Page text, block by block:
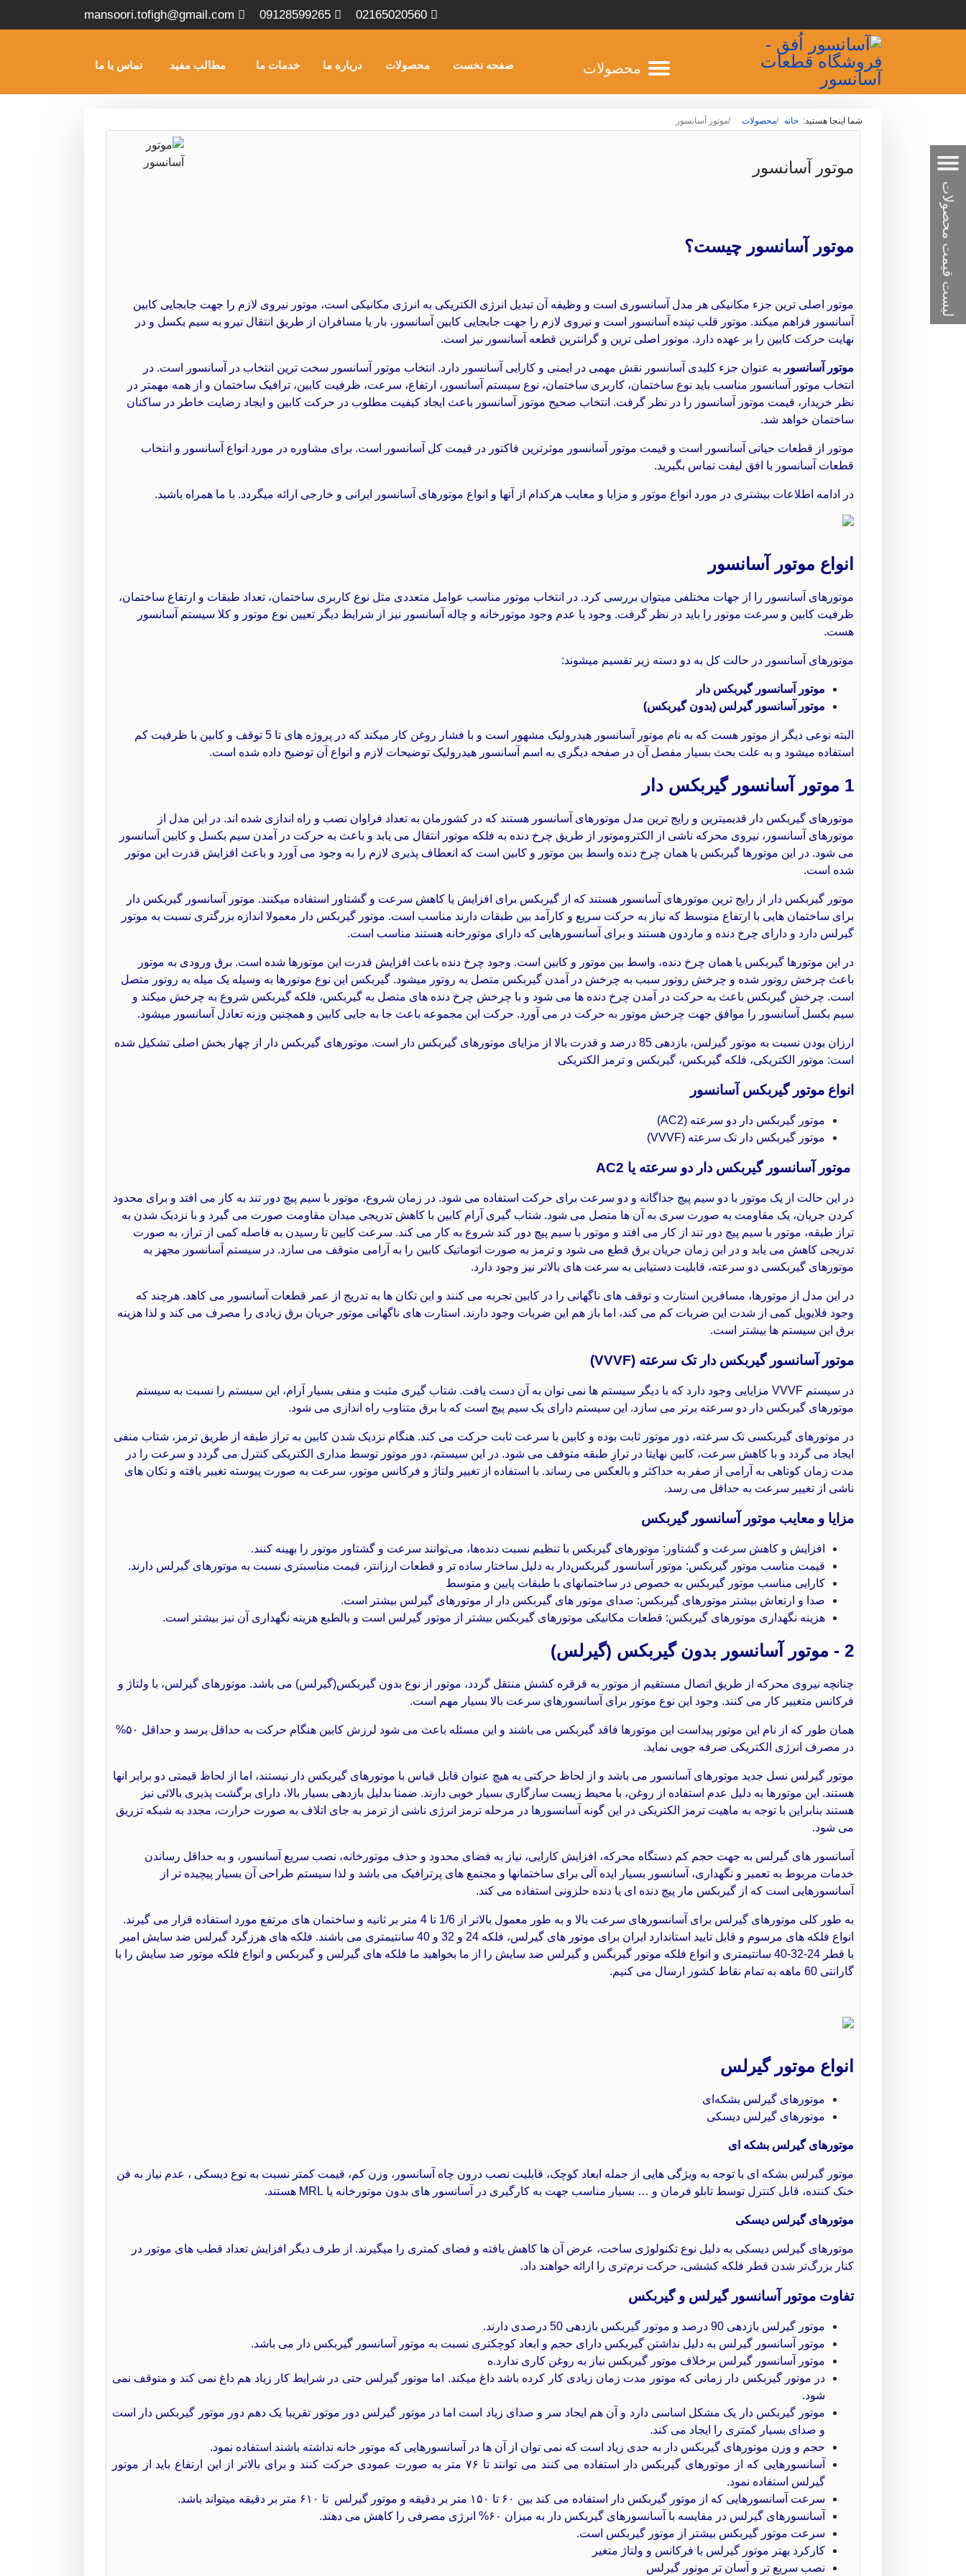
02165020560
09128599265
mansoori.tofigh@gmail.com
صفحه نخست محصولات درباره ما خدمات ما مطالب مفید تماس با ما
شما اینجا هستید:خانه محصولات موتور آسانسور
موتور آسانسور
موتور آسانسور چیست؟
موتور اصلی ترین جزء مکانیکی هر مدل آسانسوری است و وظیفه آن تبدیل انرژی الکتریکی به انرژی مکانیکی است، موتور نیروی لازم را جهت جابجایی کابین
آسانسور فراهم میکند. موتور قلب تپنده آسانسور است و نیروی لازم را جهت جابجایی کابین آسانسور، بار یا مسافران از طریق انتقال نیرو به سیم بکسل و در
نهایت حرکت کابین را بر عهده دارد. موتور اصلی ترین و گرانترین قطعه آسانسور نیز است.
موتور آسانسور به عنوان جزء کلیدی آسانسور نقش مهمی در ایمنی و کارایی آسانسور دارد. انتخاب موتور آسانسور سخت ترین انتخاب در آسانسور است. در
انتخاب موتور آسانسور مناسب باید نوع ساختمان، کاربری ساختمان، نوع سیستم آسانسور، ارتفاع، سرعت، ظرفیت کابین، ترافیک ساختمان و از همه مهمتر در
نظر خریدار، قیمت موتور آسانسور را در نظر گرفت. انتخاب صحیح موتور آسانسور باعث ایجاد کیفیت مطلوب در حرکت کابین و ایجاد رضایت خاطر در ساکنان
ساختمان خواهد شد.
موتور از قطعات حیاتی آسانسور است و قیمت موتور آسانسور موثرترین فاکتور در قیمت کل آسانسور است. برای مشاوره در مورد انواع آسانسور و انتخاب
قطعات آسانسور با افق لیفت تماس بگیرید.
در ادامه اطلاعات بیشتری در مورد انواع موتور و مزایا و معایب هرکدام از آنها و انواع موتورهای آسانسور ایرانی و خارجی ارائه میگردد. با ما همراه باشید.
انواع موتور آسانسور
موتورهای آسانسور را از جهات مختلفی میتوان بررسی کرد. در انتخاب موتور مناسب عوامل متعددی مثل نوع کاربری ساختمان، تعداد طبقات و ارتفاع ساختمان،
ظرفیت کابین و سرعت موتور را باید در نظر گرفت. وجود یا عدم وجود موتورخانه و چاله آسانسور نیز از شرایط دیگر تعیین نوع موتور و کلا سیستم آسانسور
هست.
موتورهای آسانسور در حالت کل به دو دسته زیر تقسیم میشوند:
موتور آسانسور گیربکس دار
موتور آسانسور گیرلس (بدون گیربکس)
البته نوعی دیگر از موتور هست که به نام موتور آسانسور هیدرولیک مشهور است و با فشار روغن کار میکند که در پروژه های تا 5 توقف و کابین با ظرفیت کم
استفاده میشود و به علت بحث بسیار مفصل آن در صفحه دیگری به اسم آسانسور هیدرولیک توضیحات لازم و انواع آن توضیح داده شده است.
1 موتور آسانسور گیربکس دار
موتورهای گیربکس دار قدیمیترین و رایج ترین مدل موتورهای آسانسور هستند که در کشورمان به تعداد فراوان نصب و راه اندازی شده اند. در این مدل از
موتورهای آسانسور، نیروی محرکه ناشی از الکتروموتور از طریق چرخ دنده به فلکه موتور انتقال می یابد و باعث به حرکت در آمدن سیم بکسل و کابین آسانسور
می شود. در این موتورها گیربکس یا همان چرخ دنده واسط بین موتور و کابین است که انعطاف پذیری لازم را به وجود می آورد و باعث افزایش قدرت این موتور
شده است.
موتور گیربکس دار از رایج ترین موتورهای آسانسور هستند که از گیربکس برای افزایش یا کاهش سرعت و گشتاور استفاده میکنند. موتور آسانسور گیربکس دار
برای ساختمان هایی با ارتفاع متوسط که نیاز به حرکت سریع و کارآمد بین طبقات دارند مناسب است. موتور گیربکس دار معمولا اندازه بزرگتری نسبت به موتور
گیرلس دارد و دارای چرخ دنده و ماردون هستند و برای آسانسورهایی که دارای موتورخانه هستند مناسب است.
در این موتورها گیربکس یا همان چرخ دنده، واسط بین موتور و کابین است. وجود چرخ دنده باعث افزایش قدرت این موتورها شده است. برق ورودی به موتور
باعث چرخش روتور شده و چرخش روتور سبب به چرخش در آمدن گیربکس متصل به روتور میشود. گیربکس این نوع موتورها به وسیله یک میله به روتور متصل
است. چرخش گیربکس باعث به حرکت در آمدن چرخ دنده ها می شود و با چرخش چرخ دنده های متصل به گیربکس، فلکه گیربکس شروع به چرخش میکند و
سیم بکسل آسانسور را موافق جهت چرخش موتور به حرکت در می آورد. حرکت این مجموعه باعث جا به جایی کابین و همچنین وزنه تعادل آسانسور میشود.
ارزان بودن نسبت به موتور گیرلس، بازدهی 85 درصد و قدرت بالا از مزایای موتورهای گیربکس دار است.
موتورهای گیربکس دار از چهار بخش اصلی تشکیل شده
است: موتور الکتریکی، فلکه گیربکس، گیربکس و ترمز الکتریکی
انواع موتور گیربکس آسانسور
موتور گیربکس دار دو سرعته (AC2)
موتور گیربکس دار تک سرعته (VVVF)
موتور آسانسور گیربکس دار دو سرعته یا AC2
در این حالت از یک موتور با دو سیم پیچ جداگانه و دو سرعت برای حرکت استفاده می شود. در زمان شروع، موتور با سیم پیچ دور تند به کار می افتد و برای محدود
کردن جریان، یک مقاومت به صورت سری به آن ها متصل می شود. شتاب گیری آرام کابین با کاهش تدریجی میدان مقاومت صورت می گیرد و با نزدیک شدن به
تراز طبقه، موتور با سیم پیچ دور تند از کار می افتد و موتور با سیم پیچ دور کند شروع به کار می کند. سرعت کابین تا رسیدن به فاصله کمی از تراز، به صورت
تدریجی کاهش می یابد و در این زمان جریان برق قطع می شود و ترمز به صورت اتوماتیک کابین را به آرامی متوقف می سازد. در سیستم آسانسور مجهز به
موتورهای گیربکسی دو سرعته، قابلیت دستیابی به سرعت‌ های بالاتر نیز وجود دارد.
در این مدل از موتورها، مسافرین استارت و توقف های ناگهانی را در کابین تجربه می کنند و این تکان ها به تدریج از عمر قطعات آسانسور می کاهد. هرچند که
وجود فلایویل کمی از شدت این ضربات کم می کند، اما باز هم این ضربات وجود دارند. استارت های ناگهانی موتور جریان برق زیادی را مصرف می کند و لذا هزینه
برق این سیستم ها بیشتر است.
موتور آسانسور گیربکس دار تک سرعته (VVVF)
در سیستم VVVF مزایایی وجود دارد که با دیگر سیستم ها نمی توان به آن دست یافت. شتاب گیری مثبت و منفی بسیار آرام، این سیستم را نسبت به سیستم
موتورهای گیربکس دار دو سرعته برتر می سازد. این سیستم دارای یک سیم پیچ است که با برق متناوب راه اندازی می شود.
در موتورهای گیربکسی تک‌ سرعته، دور موتور ثابت بوده و کابین با سرعت ثابت حرکت می‌ کند. هنگام نزدیک شدن کابین به تراز طبقه از طریق ترمز، شتاب منفی
ایجاد می‌ گردد و با کاهش سرعت، کابین نهایتا در ترازِ طبقه متوقف می‌ شود. در این سیستم، دور موتور توسط مداری الکتریکی کنترل می‌ گردد و سرعت را در
مدت زمان کوتاهی به آرامی از صفر به حداکثر و بالعکس می‌ رساند. با استفاده از تغییر ولتاژ و فرکانس موتور، سرعت به صورت پیوسته تغییر یافته و تکان های
ناشی از تغییر سرعت به حداقل می‌ رسد.
مزایا و معایب موتور آسانسور گیربکس
افزایش و کاهش سرعت و گشتاور: موتورهای گیربکس‌ با تنظیم نسبت دنده‌ها، می‌توانند سرعت و گشتاور موتور را بهینه کنند.
قیمت مناسب موتور گیربکس: موتور آسانسور گیربکس‌دار به دلیل ساختار ساده تر و قطعات ارزانتر، قیمت مناسبتری نسبت به موتورهای گیرلس دارند.
کارایی مناسب موتور گیربکس به خصوص در ساختمانهای با طبقات پایین و متوسط
صدا و ارتعاش بیشتر موتورهای گیربکس: صدای موتور های گیربکس دار ار موتورهای گیرلس بیشتر است.
هزینه نگهداری موتورهای گیربکس: قطعات مکانیکی موتورهای گیربکس بیشتر از موتور گیرلس است و بالطبع هزینه نگهداری آن نیز بیشتر است.
2 - موتور آسانسور بدون گیربکس (گیرلس)
چنانچه نیروی محرکه از طریق اتصال مستقیم از موتور به قرقره کشش منتقل گردد، موتور از نوع بدون گیربکس(گیرلس) می باشد. موتورهای گیرلس، با ولتاژ و
فرکانس متغییر کار می کنند. وجود این نوع موتور برای آسانسورهای سرعت بالا بسیار مهم است.
همان طور که از نام این موتور پیداست این موتورها فاقد گیربکس می باشند و این مسئله باعث می شود لرزش کابین هنگام حرکت به حداقل برسد و حداقل ۵۰%
در مصرف انرژی الکتریکی صرفه جویی نماید.
موتور گیرلس نسل جدید موتورهای آسانسور می باشد و از لحاظ حرکتی به هیچ عنوان قابل قیاس با موتورهای گیربکس دار نیستند، اما از لحاظ قیمتی دو برابر انها
هستند. این موتورها به دلیل عدم استفاده از روغن، با محیط زیست سازگاری بسیار خوبی دارند. ضمنا بدلیل بازدهی بسیار بالا، دارای برگشت پذیری بالائی نیز
هستند بنابراین با توجه به ماهیت ترمز الکتریکی در این گونه آسانسورها در مرحله ترمز انرژی ناشی از ترمز به جای اتلاف به صورت حرارت، مجدد به شبکه تزریق
می شود.
آسانسور های گیرلس به جهت حجم کم دستگاه محرکه، افزایش کارایی، نیاز به فضای محدود و حذف موتورخانه، نصب سریع آسانسور، و به حداقل رساندن
خدمات مربوط به تعمیر و نگهداری، آسانسور بسیار ایده آلی برای ساختمانها و مجتمع های پرترافیک می باشد و لذا سیستم طراحی آن بسیار پیچیده تر از
آسانسورهایی است که از گیربکس مار پیچ دنده ای یا دنده حلزونی استفاده می کند.
به طور کلی موتورهای گیرلس برای آسانسورهای سرعت بالا و به طور معمول بالاتر از 1/6 تا 4 متر بر ثانیه و ساختمان های مرتفع مورد استفاده قرار می گیرند.
انواع فلکه های مرسوم و قابل تایید استاندارد ایران برای موتور های گیرلس، فلکه 24 و 32 و 40 سانتیمتری می باشند. فلکه های هرزگرد گیرلس ضد سایش امیر
با قطر 24-32-40 سانتیمتری و انواع فلکه موتور گیربگس و گیرلس ضد سایش را از ما بخواهید ما فلکه های گیرلس و گیربکس و انواع فلکه موتور ضد سایش را با
گارانتی 60 ماهه به تمام نقاط کشور ارسال می کنیم.
انواع موتور گیرلس
موتورهای گیرلس بشکه‌ای
موتورهای گیرلس دیسکی
موتورهای گیرلس بشکه ای
موتور گیرلس بشکه ای با توجه به ویژگی هایی از جمله ابعاد کوچک، قابلیت نصب درون چاه آسانسور، وزن کم، قیمت کمتر نسبت به نوع دیسکی ، عدم نیاز به فن
خنک کننده، قابل کنترل توسط تابلو فرمان و … بسیار مناسب جهت به کارگیری در آسانسور های بدون موتورخانه یا MRL هستند.
موتورهای گیرلس دیسکی
موتورهای گیرلس دیسکی به دلیل نوع تکنولوژی ساخت، عرض آن ها کاهش یافته و فضای کمتری را میگیرند. از طرف دیگر افزایش تعداد قطب های موتور در
کنار بزرگ‌تر شدن قطر فلکه کششی، حرکت نرم‌تری را ارائه خواهند داد.
تفاوت موتور آسانسور گیرلس و گیربکس
موتور گیرلس بازدهی 90 درصد و موتور گیربکس بازدهی 50 درصدی دارند.
موتور آسانسور گیرلس به دلیل نداشتن گیربکس دارای حجم و ابعاد کوچکتری نسبت به موتور آسانسور گیربکس دار می باشد.
موتور آسانسور گیرلس برخلاف موتور گیربکس نیاز به روغن کاری ندارد.ه
در موتور گیربکس دار زمانی که موتور مدت زمان زیادی کار کرده باشد داغ میکند. اما موتور گیرلس حتی در شرایط کار زیاد هم داغ نمی کند و متوقف نمی
شود.
موتور گیربکس دار یک مشکل اساسی دارد و آن هم ایجاد سر و صدای زیاد است اما در موتور گیرلس دور موتور تقریبا یک دهم دور موتور گیربکس دار است
و صدای بسیار کمتری را ایجاد می کند.
حجم و وزن موتورهای گیربکس دار به حدی زیاد است که نمی توان از آن ها در آسانسورهایی که موتور خانه نداشته باشند استفاده نمود.
آسانسورهایی که از موتورهای گیربکس دار استفاده می کنند می توانند تا ۷۶ متر به صورت عمودی حرکت کنند و برای بالاتر از این ارتفاع باید از موتور
گیرلس استفاده نمود.
سرعت آسانسورهایی که از موتور گیربکس دار استفاده می کند بین ۶۰ تا ۱۵۰ متر بر دقیقه و موتور گیرلس تا ۶۱۰ متر بر دقیقه میتواند باشد.
آسانسورهای گیرلس در مقایسه با آسانسورهای گیربکس ‌دار به میزان ۶۰% انرژی مصرفی را کاهش می ‌دهند.
سرعت موتور گیربکس بیشتر از موتور گیربکس است.
کارکرد بهتر موتور گیرلس با فرکانس و ولتاژ متغیر
نصب سریع‌ تر و آسان‌ تر مونور گیرلس